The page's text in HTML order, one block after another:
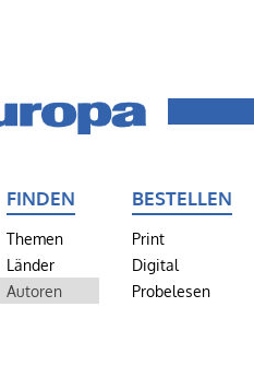
FINDEN
Themen
Länder
Autoren
BESTELLEN
Print
Digital
Probelesen